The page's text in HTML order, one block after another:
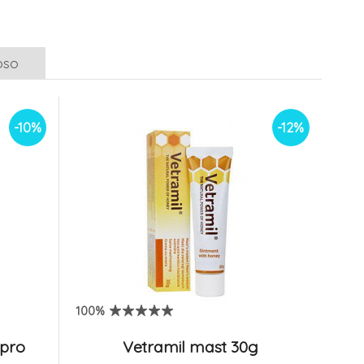
-10% -12%
100%
Vetramil mast 30g